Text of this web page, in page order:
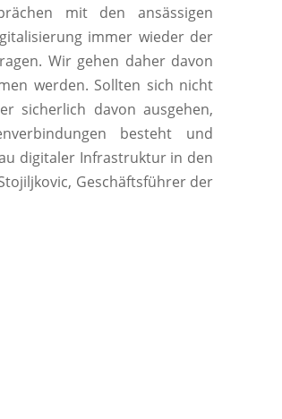
mit den ansässigen
immer wieder der
Wir gehen daher davon
werden. Sollten sich nicht
sicherlich davon ausgehen,
besteht und
digitaler Infrastruktur in den
Geschäftsführer der